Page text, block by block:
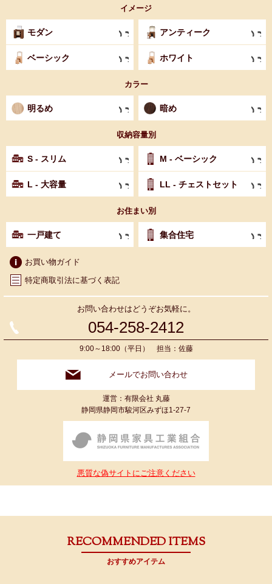
イメージ
モダン アンティーク
ベーシック ホワイト
カラー
明るめ 暗め
収納容量別
S - スリム M - ベーシック
L - 大容量 LL - チェストセット
お住まい別
一戸建て 集合住宅
お買い物ガイド
特定商取引法に基づく表記
お問い合わせはどうぞお気軽に。
054-258-2412
9:00～18:00（平日） 担当：佐藤
メールでお問い合わせ
運営：有限会社 丸藤
静岡県静岡市駿河区みずほ1-27-7
悪質な偽サイトにご注意ください
RECOMMENDED ITEMS
おすすめアイテム